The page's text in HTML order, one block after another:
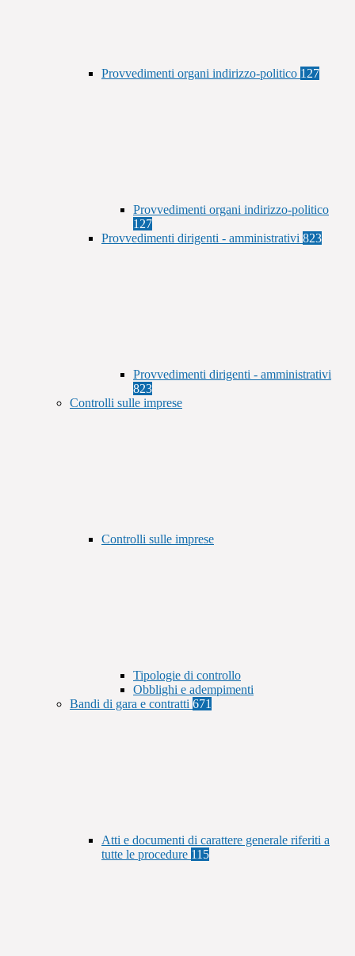
Provvedimenti organi indirizzo-politico 127
Provvedimenti organi indirizzo-politico
127
Provvedimenti dirigenti - amministrativi 823
Provvedimenti dirigenti - amministrativi
823
Controlli sulle imprese
Controlli sulle imprese
Tipologie di controllo
Obblighi e adempimenti
Bandi di gara e contratti 671
Atti e documenti di carattere generale riferiti a
tutte le procedure 115